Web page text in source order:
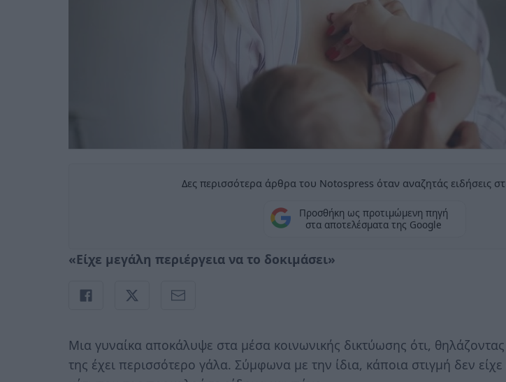
Δες περισσότερα άρθρα του Notospress όταν αναζητάς ειδήσεις
Προσθήκη ως προτιμώμενη πηγή
στα αποτελέσματα της Google
«Είχε μεγάλη περιέργεια να το δοκιμάσει»
Μια γυναίκα αποκάλυψε στα μέσα κοινωνικής δικτύωσης ότι,
της έχει περισσότερο γάλα. Σύμφωνα με την ίδια, κάποια στιγμή δεν